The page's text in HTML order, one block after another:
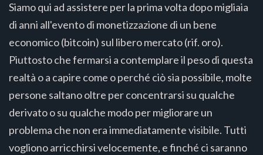
Siamo qui ad assistere per la prima volta dopo migliaia
di anni all'evento di monetizzazione di un bene
economico (bitcoin) sul libero mercato (rif. oro).
Piuttosto che fermarsi a contemplare il peso di questa
realtà o a capire come o perché ciò sia possibile, molte
persone saltano oltre per concentrarsi su qualche
derivato o su qualche modo per migliorare un
problema che non era immediatamente visibile. Tutti
vogliono arricchirsi velocemente, e finché ci saranno